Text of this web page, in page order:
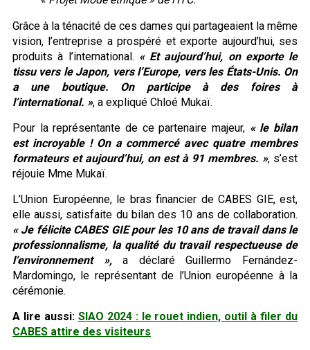
Grâce à la ténacité de ces dames qui partageaient la même
vision, l’entreprise a prospéré et exporte aujourd’hui, ses
produits à l’international. « Et aujourd’hui, on exporte le
tissu vers le Japon, vers l’Europe, vers les États-Unis. On
a une boutique. On participe à des foires à
l’international. », a expliqué Chloé Mukaï.
Pour la représentante de ce partenaire majeur, « le bilan
est incroyable ! On a commercé avec quatre membres
formateurs et aujourd’hui, on est à 91 membres. », s’est
réjouie Mme Mukaï.
L’Union Européenne, le bras financier de CABES GIE, est,
elle aussi, satisfaite du bilan des 10 ans de collaboration.
« Je félicite CABES GIE pour les 10 ans de travail dans le
professionnalisme, la qualité du travail respectueuse de
l’environnement »,a déclaré Guillermo Fernández-
Mardomingo, le représentant de l’Union européenne à la
cérémonie.
A lire aussi: SIAO 2024 : le rouet indien, outil à filer du
CABES attire des visiteurs